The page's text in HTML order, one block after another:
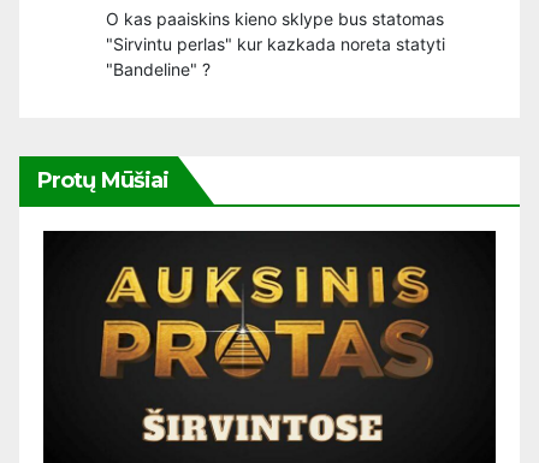
O kas paaiskins kieno sklype bus statomas
"Sirvintu perlas" kur kazkada noreta statyti
"Bandeline" ?
Protų Mūšiai